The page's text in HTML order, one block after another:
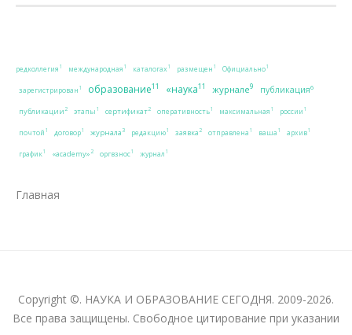
редколлегия 1 международная 1 каталогах 1 размещен 1 Официально1
зарегистрирован 1 образование11 «наука11 журнале9 публикация6
публикации2 этапы 1 сертификат2 оперативность1 максимальная 1 россии 1
почтой 1 договор1 журнала3 редакцию1 заявка2 отправлена 1 ваша 1 архив1
график1 «academy»2 оргвзнос1 журнал 1
Главная
Copyright ©. НАУКА И ОБРАЗОВАНИЕ СЕГОДНЯ. 2009-2026.
Все права защищены. Свободное цитирование при указании